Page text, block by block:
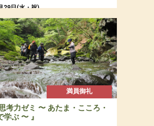
29日(水・祝)
岳南麓の森
加費：会員8,000円（若者応援プロジ
き20代割引あるよ）・一般9,500円
名
満員御礼
考力ゼミ 〜 あたま・こころ・
学ぶ 〜 』